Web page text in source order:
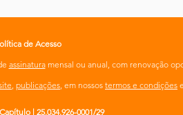
de Acesso
assinaturamensal ou anual, com renovação
, publicações, em nossos termos e condições
| 25.034.926-0001/29